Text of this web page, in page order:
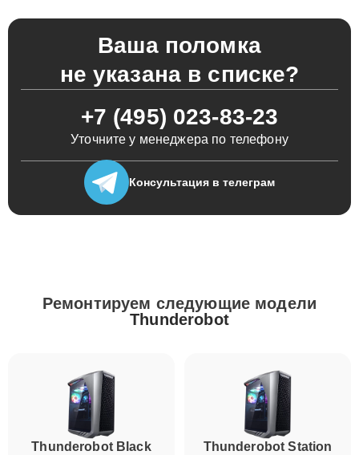
Ваша поломка
не указана в списке?
+7 (495) 023-83-23
Уточните у менеджера по телефону
Консультация в телеграм
Ремонтируем следующие модели
Thunderobot
Thunderobot Black
Thunderobot Station